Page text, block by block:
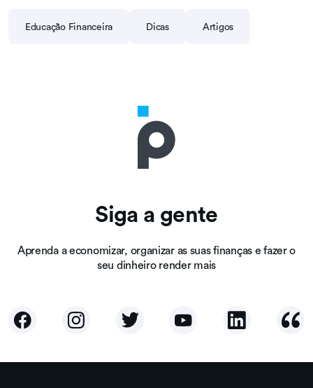
Educação Financeira Dicas Artigos
Siga a gente
Aprenda a economizar, organizar as suas finanças e fazer o
seu dinheiro render mais